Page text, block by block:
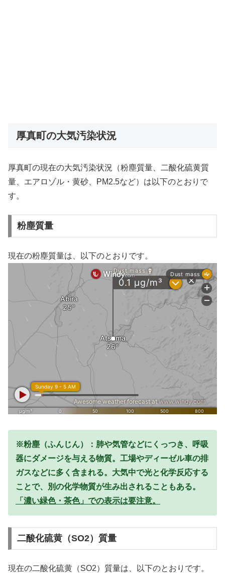
厚真町の大気汚染状況
厚真町の現在の大気汚染状況（粉塵質量、二酸化硫黄質
量、エアロゾル・黄砂、PM2.5など）は以下のとおりで
す。
粉塵質量
現在の粉塵質量は、以下のとおりです。
※粉塵（ふんじん）：肺や気管などにくっつき、呼吸
器にダメージを与える物質。工場やディーゼル車の排
ガスなどに多く含まれる。大気中で光と化学反応する
ことで、別の化学物質が生み出されることもある。
「濃い緑色・茶色」での表示は要注意。
二酸化硫黄（SO2）質量
現在の二酸化硫黄（SO2）質量は、以下のとおりです。